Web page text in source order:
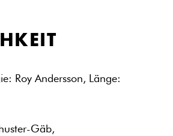
Roy Andersson, Länge:
Gäb,